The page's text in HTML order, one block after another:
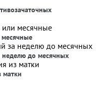
до месячных
матки